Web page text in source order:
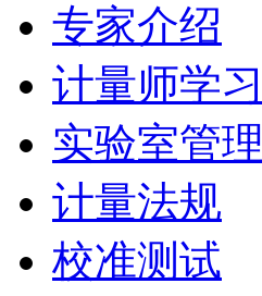
专家介绍
计量师学习
实验室管理
计量法规
校准测试